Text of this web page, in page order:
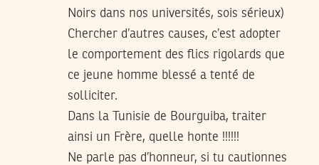
Noirs dans nos universités, sois sérieux)
Chercher d’autres causes, c’est adopter
le comportement des flics rigolards que
ce jeune homme blessé a tenté de
solliciter.
Dans la Tunisie de Bourguiba, traiter
ainsi un Frère, quelle honte !!!!!!
Ne parle pas d’honneur, si tu cautionnes